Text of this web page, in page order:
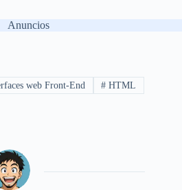
Anuncios
web Front-End # HTML